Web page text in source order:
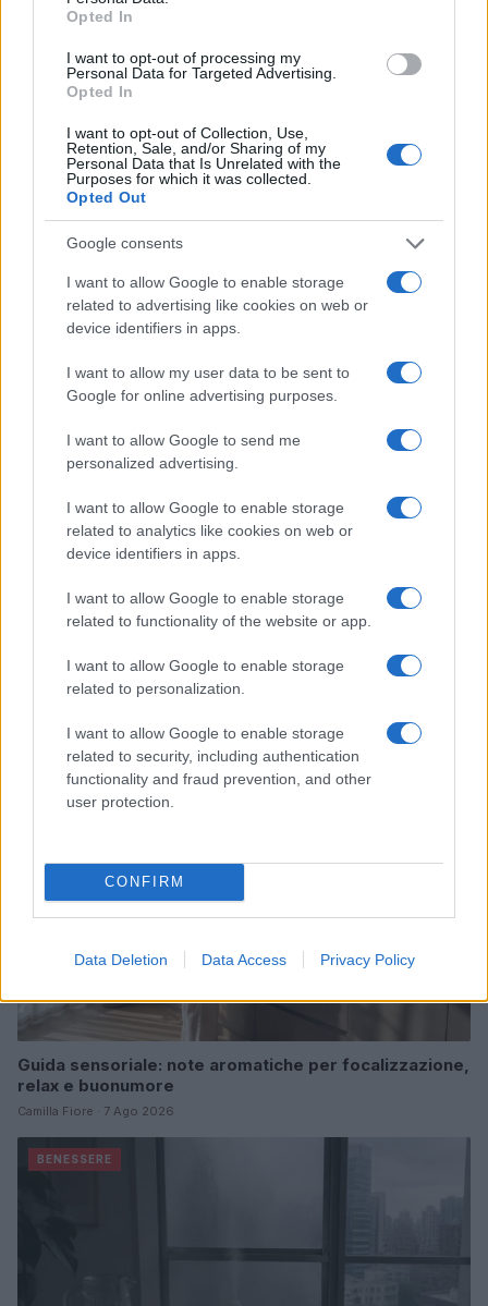
Opted In
I want to opt-out of processing my
Personal Data for Targeted Advertising.
Opted In
I want to opt-out of Collection, Use,
Retention, Sale, and/or Sharing of my
Personal Data that Is Unrelated with the
Purposes for which it was collected.
Opted Out
Google consents
I want to allow Google to enable storage
related to advertising like cookies on web or
device identifiers in apps.
I want to allow my user data to be sent to
Google for online advertising purposes.
I want to allow Google to send me
personalized advertising.
I want to allow Google to enable storage
related to analytics like cookies on web or
device identifiers in apps.
I want to allow Google to enable storage
related to functionality of the website or app.
I want to allow Google to enable storage
related to personalization.
I want to allow Google to enable storage
related to security, including authentication
functionality and fraud prevention, and other
user protection.
CONFIRM
Data Deletion Data Access Privacy Policy
dopo una decisione professionale presa
lasciato il lavoro in brigata per il giornalismo
gastronomico. In redazione difende ricette
tradotte in chiave contemporanea, porta la
conserva la collezione di ricettari della nonna.
Continua a leggere
BENESSERE
Guida sensoriale: note aromatiche per focalizzazione,
relax e buonumore
Camilla Fiore · 7 Ago 2026
BENESSERE